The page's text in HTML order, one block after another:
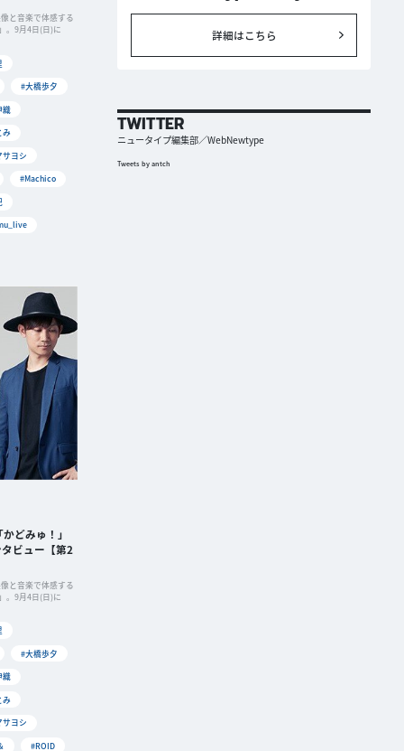
と音楽で体感する
。9月4日(日)に
#大橋歩夕
織
み
サヨシ
#Machico
どみゅ！」
ビュー【第2
と音楽で体感する
。9月4日(日)に
#大橋歩夕
織
み
サヨシ
#ROID
詳細はこちら
TWITTER
ニュータイプ編集部／WebNewtype
Tweets by antch